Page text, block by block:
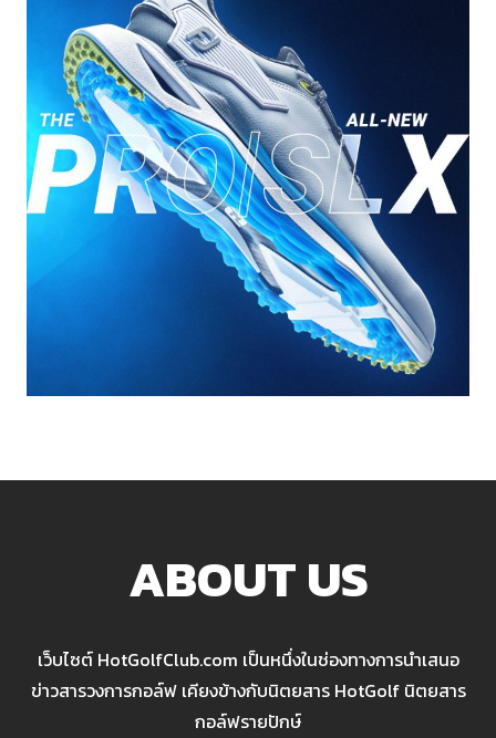
ABOUT US
เว็บไซต์ HotGolfClub.com เป็นหนึ่งในช่องทางการนำเสนอ
ข่าวสารวงการกอล์ฟ เคียงข้างกับนิตยสาร HotGolf นิตยสาร
กอล์ฟรายปักษ์